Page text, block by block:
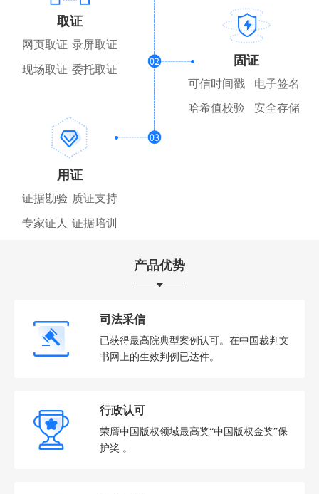
取证
网页取证 录屏取证
现场取证 委托取证
用证
证据勘验 质证支持
专家证人 证据培训
固证
可信时间戳 电子签名
哈希值校验 安全存储
产品优势
司法采信
已获得最高院典型案例认可。在中国裁判文
书网上的生效判例已达件。
行政认可
荣膺中国版权领域最高奖“中国版权金奖”保
护奖 。